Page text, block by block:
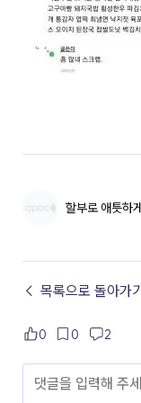
할부로 애틋하
← 목록으로 돌아가
0 0 2